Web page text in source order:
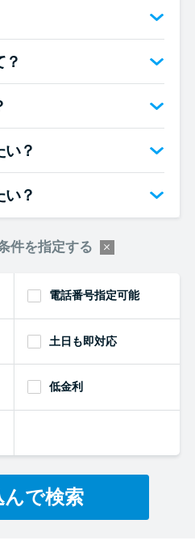
？
い？
い？
件を指定する
電話番号指定可能
土日も即対応
低金利
で検索